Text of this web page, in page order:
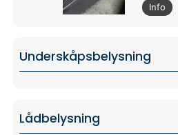
Info
Underskåpsbelysning
Lådbelysning